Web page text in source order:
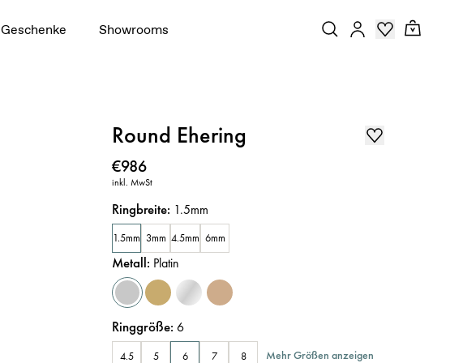
Geschenke Showrooms
Round Ehering
Preis:
€986
inkl. MwSt
Ringbreite: 1.5mm
1.5mm 3mm 4.5mm 6mm
Metall: Platin
Ringgröße:6
4.5 5 6 7 8
Mehr Größen anzeigen